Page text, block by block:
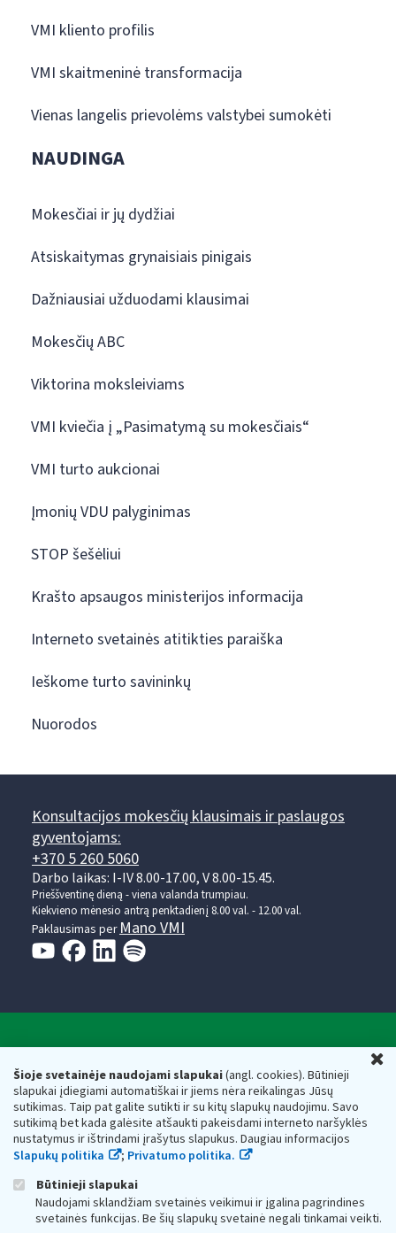
Šioje svetainėje naudojami slapukai(angl. cookies). Būtinieji
slapukai įdiegiami automatiškai ir jiems nėra reikalingas Jūsų
sutikimas. Taip pat galite sutikti ir su kitų slapukų naudojimu. Savo
sutikimą bet kada galėsite atšaukti pakeisdami interneto naršyklės
nustatymus ir ištrindami įrašytus slapukus. Daugiau informacijos
Slapukų politika
; Privatumo politika.
Būtinieji slapukai
Naudojami sklandžiam svetainės veikimui ir įgalina pagrindines
svetainės funkcijas. Be šių slapukų svetainė negali tinkamai veikti.
VMI kliento profilis
VMI skaitmeninė transformacija
Vienas langelis prievolėms valstybei sumokėti
NAUDINGA
Mokesčiai ir jų dydžiai
Atsiskaitymas grynaisiais pinigais
Dažniausiai užduodami klausimai
Mokesčių ABC
Viktorina moksleiviams
VMI kviečia į „Pasimatymą su mokesčiais“
VMI turto aukcionai
Įmonių VDU palyginimas
STOP šešėliui
Krašto apsaugos ministerijos informacija
Interneto svetainės atitikties paraiška
Ieškome turto savininkų
Nuorodos
Konsultacijos mokesčių klausimais ir paslaugos
gyventojams:
+370 5 260 5060
Darbo laikas: I-IV 8.00-17.00, V 8.00-15.45.
Prieššventinę dieną - viena valanda trumpiau.
Kiekvieno mėnesio antrą penktadienį 8.00 val. - 12.00 val.
Paklausimas per Mano VMI
Respublikos finansų ministerijos
Biudžetinė įstaiga. Juridinio asmens kodas — 188659752,
adresas: Vasario 16-osios g. 14, 01107 Vilnius, Lietuva, el.paštas:
vmi@vmi.lt, E. pristatymo dėžutės adresas 188659752
Duomenys apie Valstybinę mokesčių inspekciją prie Lietuvos
Respublikos finansų ministerijos kaupiami ir saugomi Juridinių